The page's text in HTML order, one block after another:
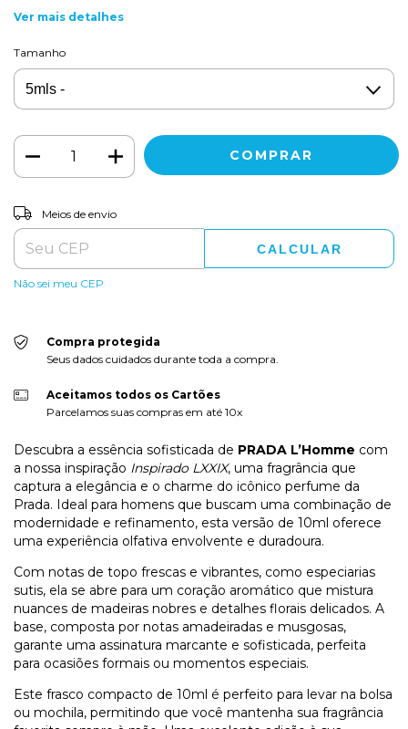
Ver mais detalhes
Tamanho
Entregas para o CEP:
Meios de envio
CALCULAR
Não sei meu CEP
Compra protegida
Seus dados cuidados durante toda a compra.
Aceitamos todos os Cartões
Parcelamos suas compras em até 10x
Descubra a essência sofisticada de PRADA L’Homme com
a nossa inspiração Inspirado LXXIX, uma fragrância que
captura a elegância e o charme do icônico perfume da
Prada. Ideal para homens que buscam uma combinação de
modernidade e refinamento, esta versão de 10ml oferece
uma experiência olfativa envolvente e duradoura.
Com notas de topo frescas e vibrantes, como especiarias
sutis, ela se abre para um coração aromático que mistura
nuances de madeiras nobres e detalhes florais delicados. A
base, composta por notas amadeiradas e musgosas,
garante uma assinatura marcante e sofisticada, perfeita
para ocasiões formais ou momentos especiais.
Este frasco compacto de 10ml é perfeito para levar na bolsa
ou mochila, permitindo que você mantenha sua fragrância